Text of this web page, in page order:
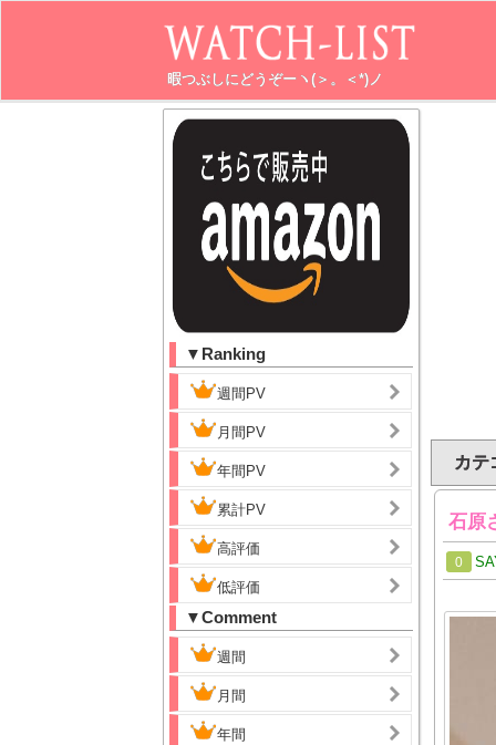
暇つぶしにどうぞーヽ(＞。＜*)ノ
▼Ranking
週間PV
月間PV
年間PV
累計PV
高評価
低評価
▼Comment
週間
月間
年間
カテ
石原
0